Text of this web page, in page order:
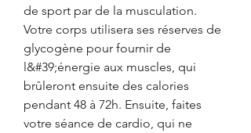
de sport par de la musculation.
Votre corps utilisera ses réserves de
glycogène pour fournir de
l&#39;énergie aux muscles, qui
brûleront ensuite des calories
pendant 48 à 72h. Ensuite, faites
votre séance de cardio, qui ne